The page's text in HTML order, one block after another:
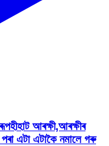
আৰক্ষী,আৰক্ষীৰ
পৰা এটা এটাকৈ নমালে গৰু